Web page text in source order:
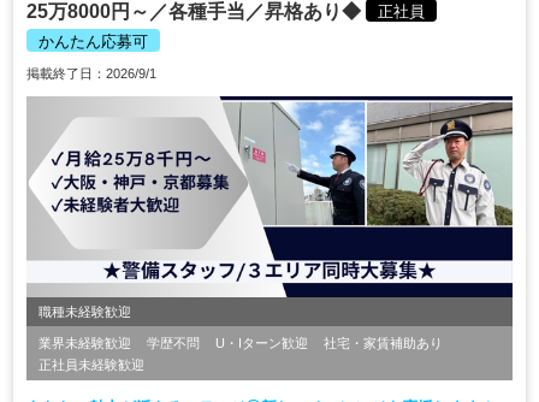
25万8000円～／各種手当／昇格あり◆
正社員
かんたん応募可
掲載終了日：2026/9/1
職種未経験歓迎
業界未経験歓迎 学歴不問 U・Iターン歓迎
社宅・家賃補助あり
正社員未経験歓迎